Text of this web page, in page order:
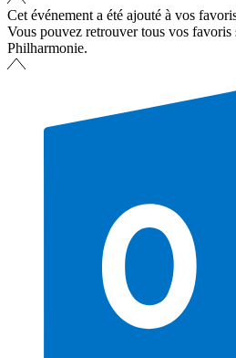
Cet événement a été ajouté à vos
Vous pouvez retrouver tous vos
Philharmonie.